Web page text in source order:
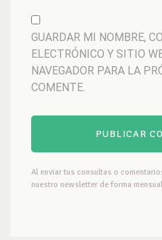
GUARDAR MI NOMBRE,
ELECTRÓNICO Y SITIO
NAVEGADOR PARA LA
COMENTE.
Al enviar tus consultas o
nuestro newsletter de forma